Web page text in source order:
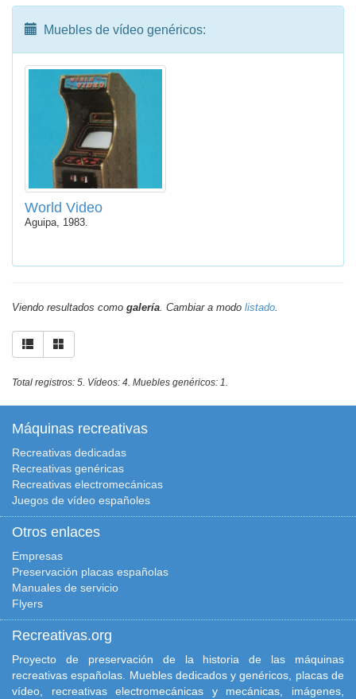
Muebles de vídeo genéricos:
World Video
Aguipa, 1983.
Viendo resultados como galería. Cambiar a modo listado.
Total registros: 5. Vídeos: 4. Muebles genéricos: 1.
Máquinas recreativas
Recreativas dedicadas
Recreativas genéricas
Recreativas electromecánicas
Juegos de vídeo españoles
Otros enlaces
Empresas
Preservación placas españolas
Manuales de servicio
Flyers
Recreativas.org
Proyecto de preservación de la historia de las máquinas
recreativas españolas. Muebles dedicados y genéricos, placas de
vídeo, recreativas electromecánicas y mecánicas, imágenes,